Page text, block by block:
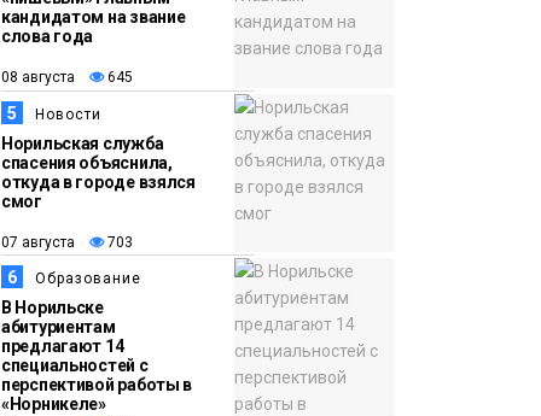
кандидатом на звание
слова года
08 августа 645
5 Новости
Норильская служба
спасения объяснила,
откуда в городе взялся
смог
07 августа 703
6 Образование
В Норильске
абитуриентам
предлагают 14
специальностей с
перспективой работы в
«Норникеле»